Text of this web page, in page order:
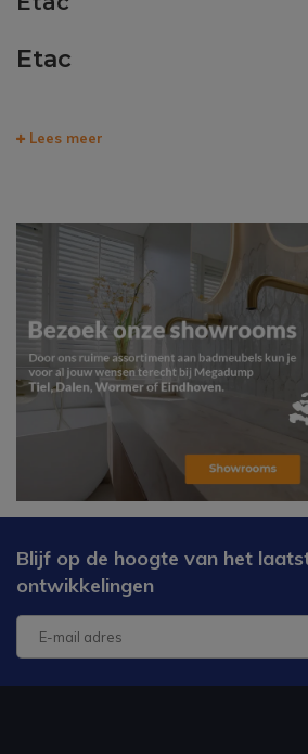
Etac
Lees meer
Blijf op de hoogte van het
ontwikkelingen